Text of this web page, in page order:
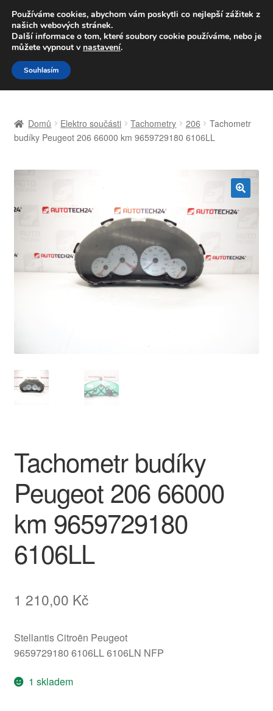
DOPRAVA od 139,-Kč
Volejte po-pá 9-16 704 494 494
Přeskočit
na
navigaci
Přejít
k
obsahu
Celosvětová doprava
Můj účet
Platby
Reklamace
Reklamační řád
Vrakoviště Citroën
Domů Elektro součásti Tachometry 206
Tachometr
budíky Peugeot 206 66000 km 9659729180 6106LL
Tachometr budíky
Peugeot 206 66000
km 9659729180
6106LL
1 210,00 Kč
Stellantis Citroën Peugeot
9659729180 6106LL 6106LN NFP
1 skladem
Používáme cookies, abychom vám poskytli co nejlepší zážitek z
našich webových stránek.
Další informace o tom, které soubory cookie používáme, nebo je
můžete vypnout v nastavení.
Souhlasím